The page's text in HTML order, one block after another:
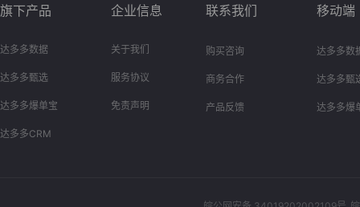
旗下产品
达多多数据
达多多甄选
达多多爆单宝
达多多CRM
企业信息
关于我们
服务协议
免责声明
联系我们
购买咨询
商务合作
产品反馈
移动端
达多多数
达多多甄
达多多爆